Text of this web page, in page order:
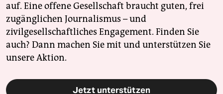
auf. Eine offene Gesellschaft braucht guten, frei
zugänglichen Journalismus – und
zivilgesellschaftliches Engagement. Finden Sie
auch? Dann machen Sie mit und unterstützen Sie
unsere Aktion.
Jetzt unterstützen